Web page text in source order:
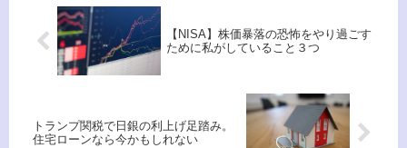
【NISA】株価暴落の恐怖をやり過ごす
ために私がしていること３つ
トランプ関税で日銀の利上げ足踏み。
住宅ローンなら今かもしれない